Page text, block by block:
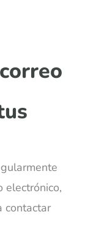
electrónico,
contactar